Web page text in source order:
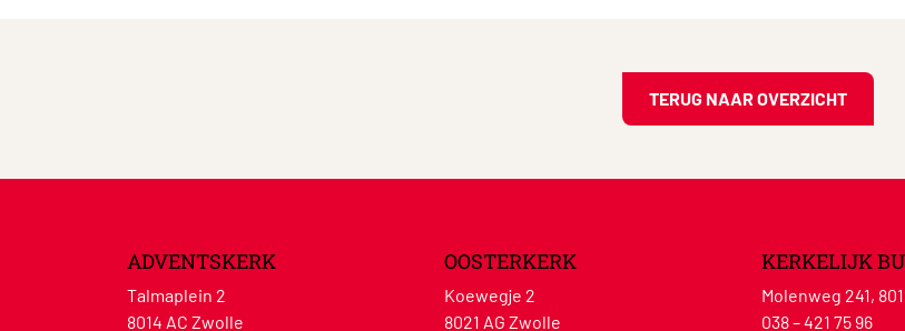
TERUG NAAR OVERZICHT
ADVENTSKERK
Talmaplein 2
8014 AC Zwolle
OOSTERKERK
Koewegje 2
8021 AG Zwolle
KERKELIJK
Molenweg 241,
038 – 421 75 96